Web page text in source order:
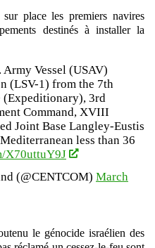
place les premiers navires
destinés à installer la
Vessel (USAV)
(LSV-1) from the 7th
(Expeditionary), 3rd
Command, XVIII
Joint Base Langley-Eustis
less than 36
X70uttuY9J
(@CENTCOM) March
le génocide israélien des